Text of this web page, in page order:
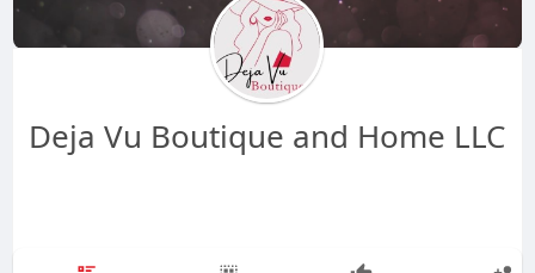
Deja Vu Boutique and Home LLC